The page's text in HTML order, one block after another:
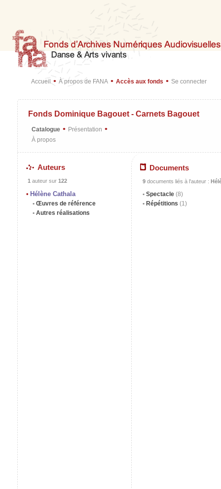
Accueil • À propos de FANA • Accès aux fonds • Se connecter
Fonds Dominique Bagouet - Carnets Bagouet
Catalogue • Présentation •
À propos
Auteurs
1 auteur sur 122
Hélène Cathala
Œuvres de référence
Autres réalisations
Documents
9 documents liés à l'auteur :
Spectacle (8)
Répétitions (1)